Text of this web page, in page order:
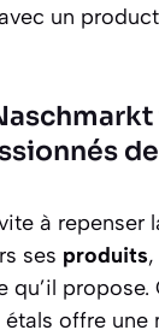
un
à repenser
ses produits
qu’il propose.
offre une